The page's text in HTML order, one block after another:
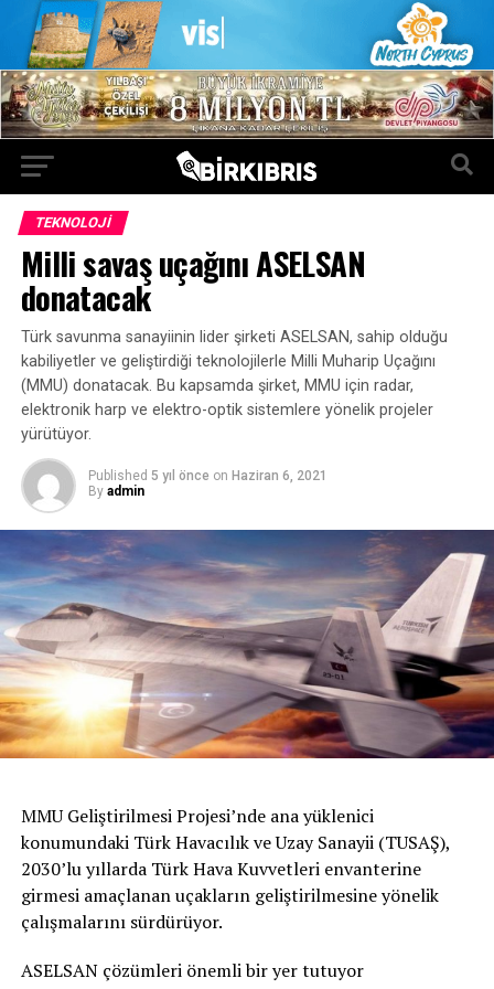
TEKNOLOJI
Milli savaş uçağını ASELSAN
donatacak
Türk savunma sanayiinin lider şirketi ASELSAN, sahip olduğu
kabiliyetler ve geliştirdiği teknolojilerle Milli Muharip Uçağını
(MMU) donatacak. Bu kapsamda şirket, MMU için radar,
elektronik harp ve elektro-optik sistemlere yönelik projeler
yürütüyor.
Published 5 yıl önce on Haziran 6, 2021
By admin
MMU Geliştirilmesi Projesi’nde ana yüklenici
konumundaki Türk Havacılık ve Uzay Sanayii (TUSAŞ),
2030’lu yıllarda Türk Hava Kuvvetleri envanterine
girmesi amaçlanan uçakların geliştirilmesine yönelik
çalışmalarını sürdürüyor.
ASELSAN çözümleri önemli bir yer tutuyor